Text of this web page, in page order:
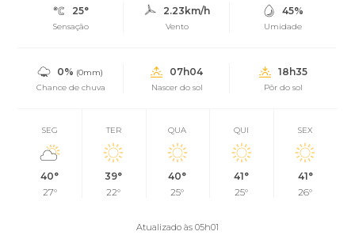
25°
Sensação
2.23km/h
Vento
45%
Umidade
0% (0mm)
Chance de chuva
07h04
Nascer do sol
18h35
Pôr do sol
SEG
40°
27°
TER
39°
22°
QUA
40°
25°
QUI
41°
25°
SEX
41°
26°
Atualizado às 05h01